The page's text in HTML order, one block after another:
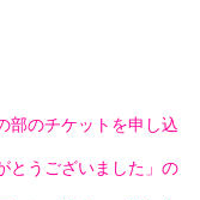
部のチケットを申し込
とうございました」の